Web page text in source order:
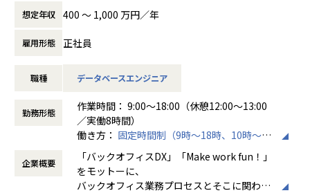
したデータ活用基盤の構築・運用を通じて、
お客様のDX推進を支援いただきます。
担当工程は、企画、要件定義～リリース・保守までと幅広く
関わっていただくことができます。
データ基盤構築だけでなく分析や可視化・AI活用領域まで幅
データエンジニアとしての市場価値を高めていくことができ
《具体的な業務内容》
・SnowflakeまたはDatabricksを活用したデータ基盤の設
想定年収 400 〜 1,000 万円／年
雇用形態 正社員
職種 データベースエンジニア
勤務形態
作業時間： 9:00～18:00（休憩12:00～13:00
／実働8時間）
働き方： 固定時間制（9時～18時、10時～19
時など）
時間外労働の有無： 有（月平均10時間）
休憩時間： 60分
企業概要
「バックオフィスDX」「Make work fun！」
をモットーに、
バックオフィス業務プロセスとそこに関わる